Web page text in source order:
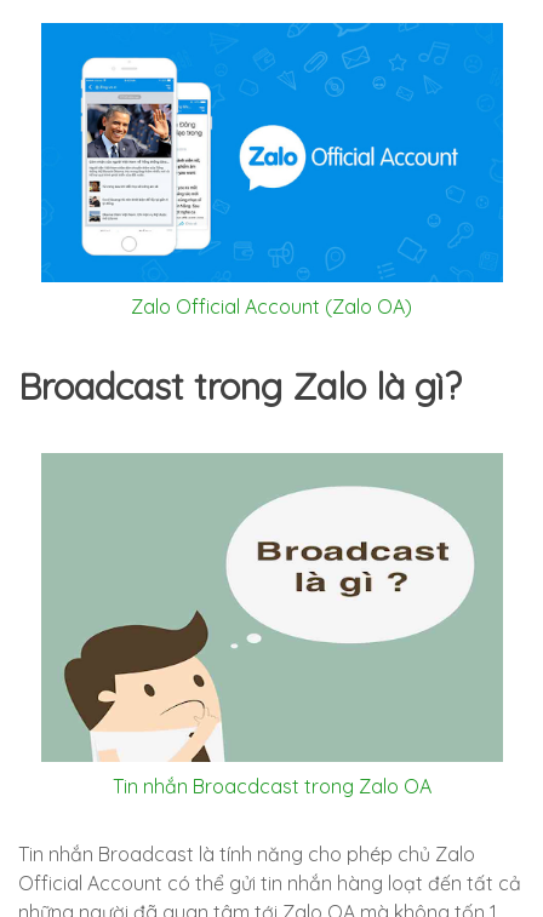
Zalo Official Account (Zalo OA)
Broadcast trong Zalo là gì?
Tin nhắn Broacdcast trong Zalo OA
Tin nhắn Broadcast là tính năng cho phép chủ Zalo
Official Account có thể gửi tin nhắn hàng loạt đến tất cả
những người đã quan tâm tới Zalo OA mà không tốn 1